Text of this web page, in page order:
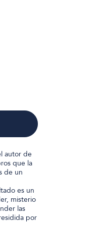
autor de
que la
de un
es un
misterio
las
por